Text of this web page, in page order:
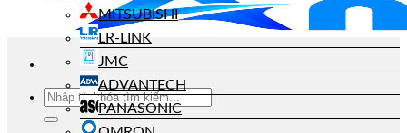
Tìm
kiếm:
MITSUBISHI
LR-LINK
JMC
ADVANTECH
PANASONIC